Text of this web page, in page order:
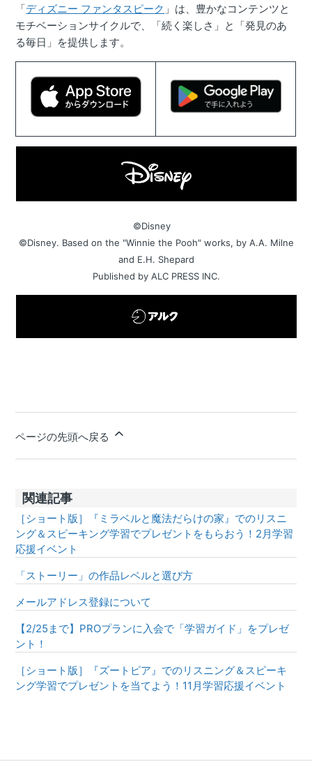
「ディズニー ファンタスピーク 」は、豊かなコンテンツと
モチベーションサイクルで、「続く楽しさ」と「発見のあ
る毎日」を提供します。
©Disney
©Disney. Based on the "Winnie the Pooh" works, by A.A. Milne
and E.H. Shepard
Published by ALC PRESS INC.
ページの先頭へ戻る
関連記事
［ショート版］『ミラベルと魔法だらけの家』でのリスニ
ング＆スピーキング学習でプレゼントをもらおう！2月学習
応援イベント
「ストーリー」の作品レベルと選び方
メールアドレス登録について
【2/25まで】PROプランに入会で「学習ガイド」をプレゼ
ント！
［ショート版］『ズートピア』でのリスニング＆スピーキ
ング学習でプレゼントを当てよう！11月学習応援イベント